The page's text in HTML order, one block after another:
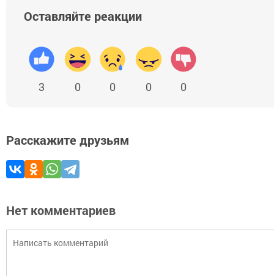
Оставляйте реакции
3 0 0 0 0
Расскажите друзьям
Нет комментариев